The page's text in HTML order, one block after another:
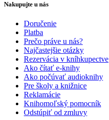
Nakupujte u nás
Doručenie
Platba
Prečo práve u nás?
Najčastejšie otázky
Rezervácia v kníhkupectve
Ako čítať e-knihy
Ako počúvať audioknihy
Pre školy a knižnice
Reklamácie
Knihomoľský pomocník
Odstúpiť od zmluvy